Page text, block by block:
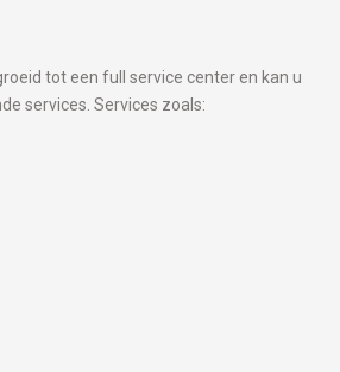
tot een full service center en kan u
services. Services zoals: